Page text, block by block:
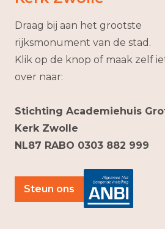
Draag bij aan het grootste
rijksmonument van de stad.
Klik op de knop of maak zelf
over naar:
Stichting Academiehuis
Kerk Zwolle
NL87 RABO 0303 882 999
Steun ons